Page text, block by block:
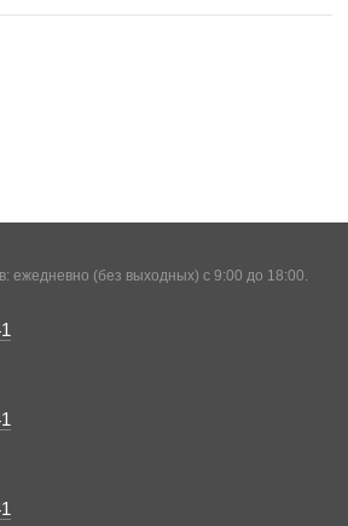
ежедневно (без выходных) с 9:00 до 18:00.